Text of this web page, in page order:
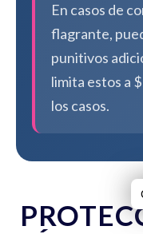
En casos de
flagrante,
punitivos
limita estos a
los casos.